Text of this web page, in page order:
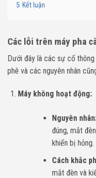
5 Kết luận
Các lỗi trên máy pha
Dưới đây là các sự cố
phê và các nguyên nhân
Máy không hoạt động:
Nguyên
đúng, mắt
khiển bị hỏng.
Cách khắc
mắt đèn và